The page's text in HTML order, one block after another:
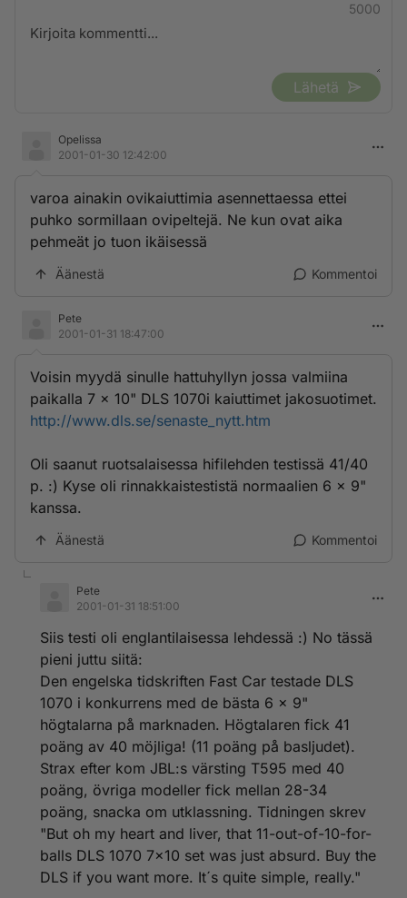
5000
Lähetä
Opelissa
2001-01-30 12:42:00
varoa ainakin ovikaiuttimia asennettaessa ettei
puhko sormillaan ovipeltejä. Ne kun ovat aika
pehmeät jo tuon ikäisessä
Äänestä Kommentoi
Pete
2001-01-31 18:47:00
Voisin myydä sinulle hattuhyllyn jossa valmiina
paikalla 7 x 10" DLS 1070i kaiuttimet jakosuotimet.
http://www.dls.se/senaste_nytt.htm
Oli saanut ruotsalaisessa hifilehden testissä 41/40
p. :) Kyse oli rinnakkaistestistä normaalien 6 x 9"
kanssa.
Äänestä Kommentoi
Pete
2001-01-31 18:51:00
Siis testi oli englantilaisessa lehdessä :) No tässä
pieni juttu siitä:
Den engelska tidskriften Fast Car testade DLS
1070 i konkurrens med de bästa 6 x 9"
högtalarna på marknaden. Högtalaren fick 41
poäng av 40 möjliga! (11 poäng på basljudet).
Strax efter kom JBL:s värsting T595 med 40
poäng, övriga modeller fick mellan 28-34
poäng, snacka om utklassning. Tidningen skrev
"But oh my heart and liver, that 11-out-of-10-for-
balls DLS 1070 7x10 set was just absurd. Buy the
DLS if you want more. It´s quite simple, really."